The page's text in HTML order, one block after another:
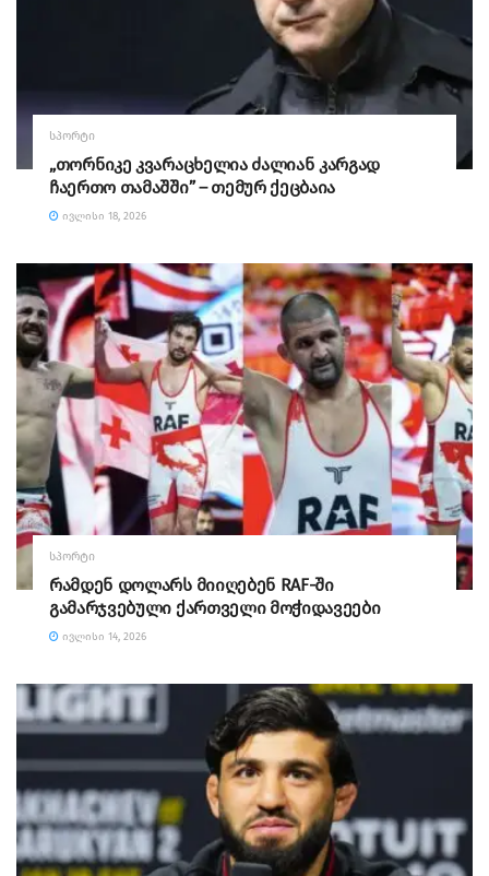
ᲡᲞᲝᲠᲢᲘ
„თორნიკე კვარაცხელია ძალიან კარგად
ჩაერთო თამაშში” – თემურ ქეცბაია
ᲘᲕᲚᲘᲡᲘ 18, 2026
ᲡᲞᲝᲠᲢᲘ
რამდენ დოლარს მიიღებენ RAF-ში
გამარჯვებული ქართველი მოჭიდავეები
ᲘᲕᲚᲘᲡᲘ 14, 2026